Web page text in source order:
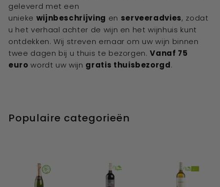
geleverd met een
unieke wijnbeschrijving en serveeradvies, zodat
u het verhaal achter de wijn en het wijnhuis kunt
ontdekken. Wij streven ernaar om uw wijn binnen
twee dagen bij u thuis te bezorgen. Vanaf 75
euro wordt uw wijn gratis thuisbezorgd.
Populaire categorieën